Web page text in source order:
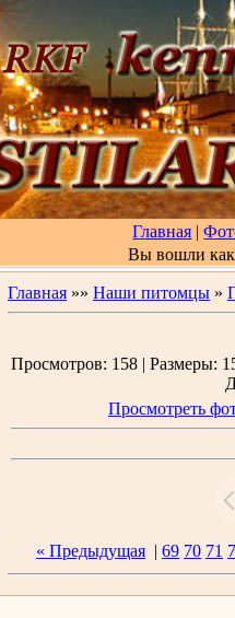
Главная |
Вы вошли
Главная »» Наши питомцы »
Просмотров: 158 | Размеры:
Просмотреть
« Предыдущая | 69 70 71